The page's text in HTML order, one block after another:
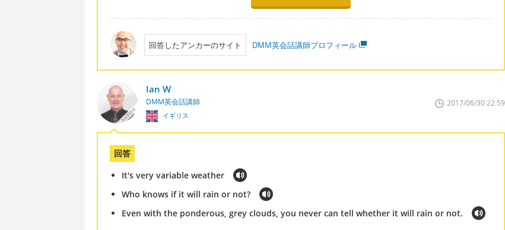
回答したアンカーのサイト DMM英会話講師プロフィール
Ian W
DMM英会話講師
イギリス
2017/06/30 22:59
回答
It's very variable weather
Who knows if it will rain or not?
Even with the ponderous, grey clouds, you never can tell whether it will rain or not.